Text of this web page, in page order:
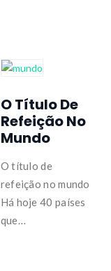
O Título De
Refeição No
Mundo
O título de
refeição no mundo
Há hoje 40 países
que…